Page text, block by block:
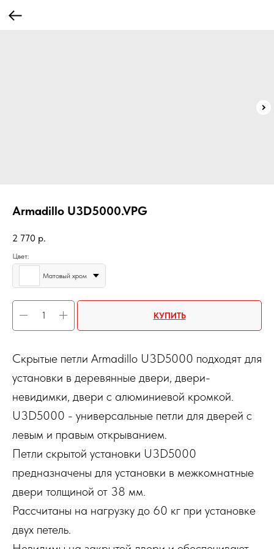
Armadillo U3D5000.VPG
2 770 р.
Цвет:
Матовый хром
КУПИТЬ
Скрытые петли Armadillo U3D5000 подходят для
установки в деревянные двери, двери-
невидимки, двери с алюминиевой кромкой.
U3D5000 - универсальные петли для дверей с
левым и правым открыванием.
Петли скрытой установки U3D5000
предназначены для установки в межкомнатные
двери толщиной от 38 мм.
Рассчитаны на нагрузку до 60 кг при установке
двух петель.